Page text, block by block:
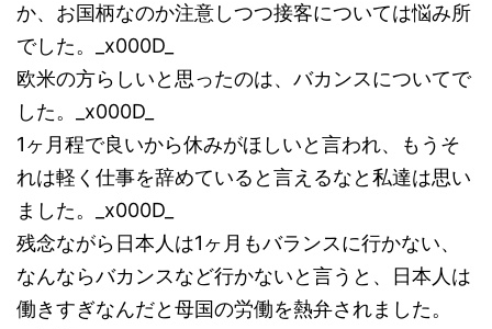
か、お国柄なのか注意しつつ接客については悩み所
でした。_x000D_
欧米の方らしいと思ったのは、バカンスについてで
した。_x000D_
1ヶ月程で良いから休みがほしいと言われ、もうそ
れは軽く仕事を辞めていると言えるなと私達は思い
ました。_x000D_
残念ながら日本人は1ヶ月もバランスに行かない、
なんならバカンスなど行かないと言うと、日本人は
働きすぎなんだと母国の労働を熱弁されました。